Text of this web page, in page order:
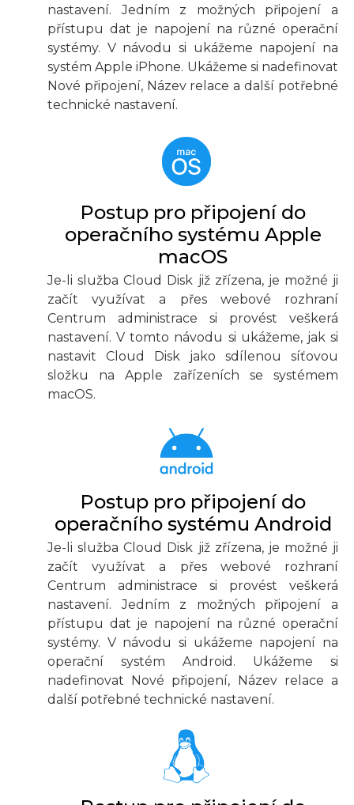
nastavení. Jedním z možných připojení a
přístupu dat je napojení na různé operační
systémy. V návodu si ukážeme napojení na
systém Apple iPhone. Ukážeme si nadefinovat
Nové připojení, Název relace a další potřebné
technické nastavení.
Postup pro připojení do
operačního systému Apple
macOS
Je-li služba Cloud Disk již zřízena, je možné ji
začít využívat a přes webové rozhraní
Centrum administrace si provést veškerá
nastavení. V tomto návodu si ukážeme, jak si
nastavit Cloud Disk jako sdílenou síťovou
složku na Apple zařízeních se systémem
macOS.
Postup pro připojení do
operačního systému Android
Je-li služba Cloud Disk již zřízena, je možné ji
začít využívat a přes webové rozhraní
Centrum administrace si provést veškerá
nastavení. Jedním z možných připojení a
přístupu dat je napojení na různé operační
systémy. V návodu si ukážeme napojení na
operační systém Android. Ukážeme si
nadefinovat Nové připojení, Název relace a
další potřebné technické nastavení.